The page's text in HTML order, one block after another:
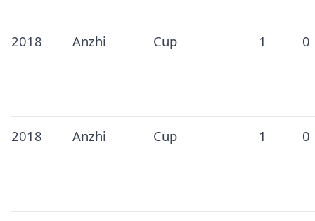
2018 Anzhi Cup 1 0
2018 Anzhi Cup 1 0